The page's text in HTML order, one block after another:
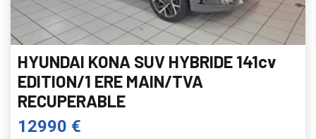
HYUNDAI KONA SUV HYBRIDE 141cv
EDITION/1 ERE MAIN/TVA
RECUPERABLE
12990 €